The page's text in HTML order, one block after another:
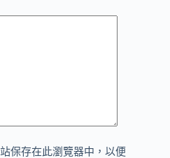
保存在此瀏覽器中，以便